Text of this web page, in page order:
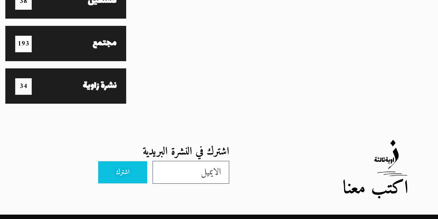
مجتمع 193
نشرة زاوية 34
اكتب معنا
اشترك في النشرة البريدية
اشترك